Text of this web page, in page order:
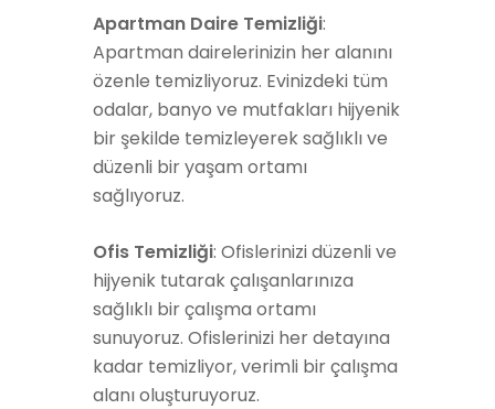
Apartman Daire Temizliği:
Apartman dairelerinizin her alanını
özenle temizliyoruz. Evinizdeki tüm
odalar, banyo ve mutfakları hijyenik
bir şekilde temizleyerek sağlıklı ve
düzenli bir yaşam ortamı
sağlıyoruz.
Ofis Temizliği: Ofislerinizi düzenli ve
hijyenik tutarak çalışanlarınıza
sağlıklı bir çalışma ortamı
sunuyoruz. Ofislerinizi her detayına
kadar temizliyor, verimli bir çalışma
alanı oluşturuyoruz.